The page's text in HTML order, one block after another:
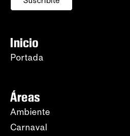
Inicio
Portada
Áreas
Ambiente
Carnaval